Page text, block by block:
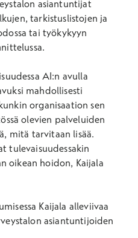
asiantuntijat
tarkistuslistojen ja
tai työkykyyn
AI:n avulla
mahdollisesti
organisaation sen
olevien palveluiden
mitä tarvitaan lisää.
tulevaisuudessakin
oikean hoidon, Kaijala
Kaijala alleviivaa
asiantuntijoiden